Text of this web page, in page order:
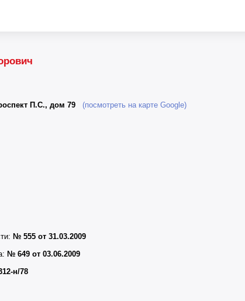
П.С., дом 79
(посмотреть на карте Google)
№ 555 от 31.03.2009
№ 649 от 03.06.2009
н/78